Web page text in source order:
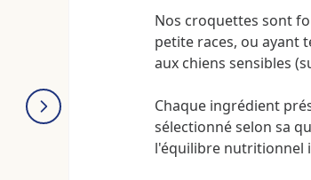
Nos croquettes sont
petite races, ou ayant
aux chiens sensibles
Chaque ingrédient
sélectionné selon sa
l'équilibre nutritionnel